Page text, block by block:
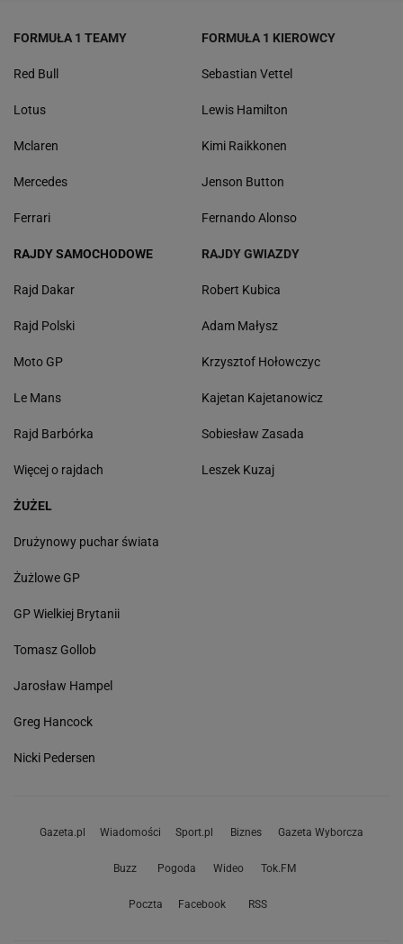
FORMUŁA 1 TEAMY
Red Bull
Lotus
Mclaren
Mercedes
Ferrari
FORMUŁA 1 KIEROWCY
Sebastian Vettel
Lewis Hamilton
Kimi Raikkonen
Jenson Button
Fernando Alonso
RAJDY SAMOCHODOWE
Rajd Dakar
Rajd Polski
Moto GP
Le Mans
Rajd Barbórka
Więcej o rajdach
RAJDY GWIAZDY
Robert Kubica
Adam Małysz
Krzysztof Hołowczyc
Kajetan Kajetanowicz
Sobiesław Zasada
Leszek Kuzaj
ŻUŻEL
Drużynowy puchar świata
Żużlowe GP
GP Wielkiej Brytanii
Tomasz Gollob
Jarosław Hampel
Greg Hancock
Nicki Pedersen
Gazeta.pl Wiadomości Sport.pl Biznes Gazeta Wyborcza
Buzz Pogoda Wideo Tok.FM
Poczta Facebook RSS